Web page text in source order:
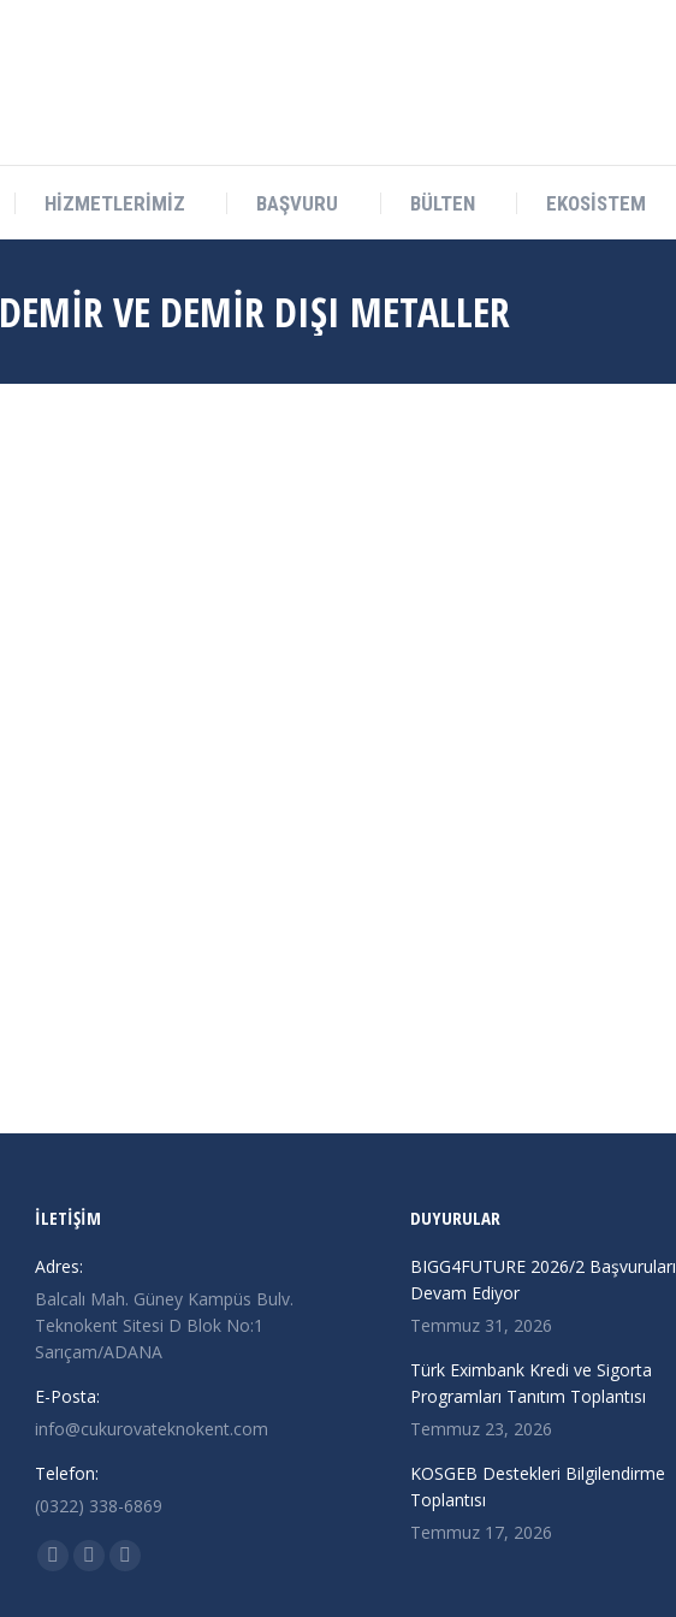
HİZMETLERİMİZ BAŞVURU BÜLTEN EKOSİSTEM
DEMIR VE DEMIR DIŞI METALLER
İLETİŞİM
Adres:
Balcalı Mah. Güney Kampüs Bulv.
Teknokent Sitesi D Blok No:1
Sarıçam/ADANA
E-Posta:
info@cukurovateknokent.com
Telefon:
(0322) 338-6869
Find us on:
X
LinkedinInstagram
DUYURULAR
BIGG4FUTURE 2026/2 Başvuruları
Devam Ediyor
Temmuz 31, 2026
Türk Eximbank Kredi ve Sigorta
Programları Tanıtım Toplantısı
Temmuz 23, 2026
KOSGEB Destekleri Bilgilendirme
Toplantısı
Temmuz 17, 2026